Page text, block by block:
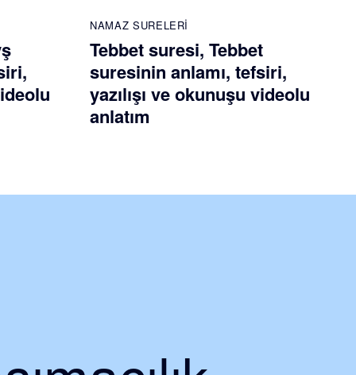
NAMAZ SURELERI
Tebbet suresi, Tebbet
suresinin anlamı, tefsiri,
yazılışı ve okunuşu videolu
anlatım